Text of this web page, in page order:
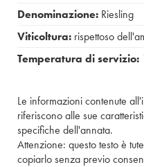
Denominazione: Riesling
Viticoltura: rispettoso
Temperatura di servizio:
Le informazioni contenute
riferiscono alle sue
specifiche dell'annata.
Attenzione: questo testo è
copiarlo senza previo